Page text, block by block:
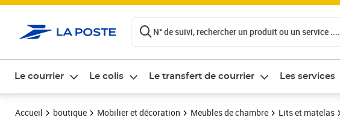
N° de suivi, rechercher un produit ou un service ....
Le courrier Le colis Le transfert de courrier Les services
Accueil boutique Mobilier et décoration Meubles de chambre Lits et matelas